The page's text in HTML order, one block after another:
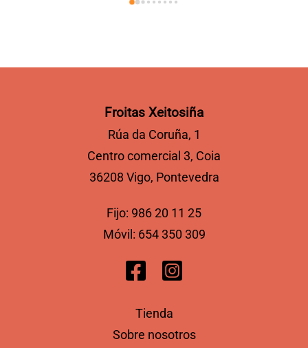
Froitas Xeitosiña
Rúa da Coruña, 1
Centro comercial 3, Coia
36208 Vigo, Pontevedra
Fijo: 986 20 11 25
Móvil: 654 350 309
Tienda
Sobre nosotros